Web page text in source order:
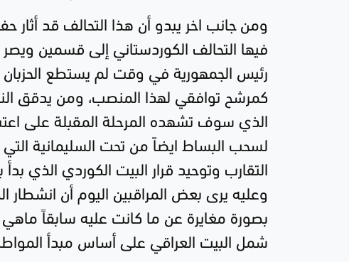
‏ومن جانب اخر يبدو أن هذا التحالف قد أثار
فيها التحالف الكوردستاني إلى قسمين
رئيس الجمهورية في وقت لم يستطع
كمرشح توافقي لهذا المنصب، ومن يدقق
الذي سوف تشهده المرحلة المقبلة على
لسحب البساط ايضاً من تحت السليمانية
وعليه يرى بعض المراقبين اليوم أن انشطار
بصورة مغايرة عن ما كانت عليه سابقاً
شمل البيت العراقي على أساس مبدأ